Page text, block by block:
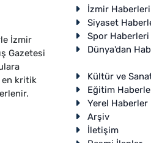
İzmir
Gazetesi
en kritik
İzmir Haberleri
Siyaset
Spor Haberleri
Dünya'dan
Kültür ve
Eğitim
Yerel Haberler
Arşiv
İletişim